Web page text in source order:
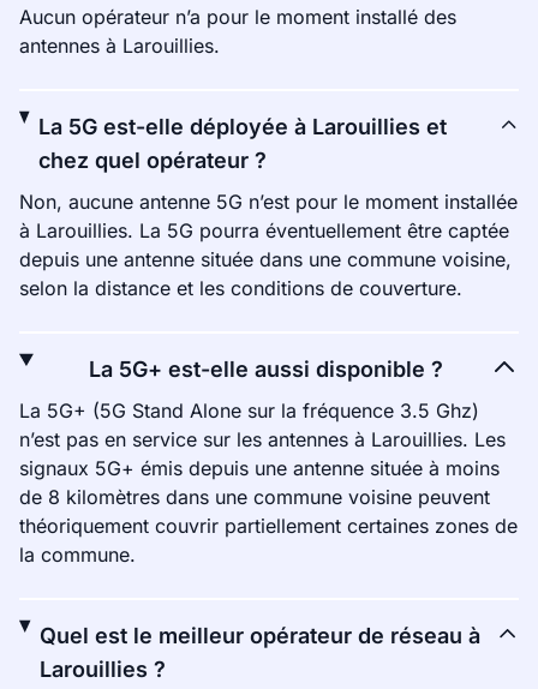
Aucun opérateur n’a pour le moment installé des
antennes à Larouillies.
La 5G est-elle déployée à Larouillies et
chez quel opérateur ?
Non, aucune antenne 5G n’est pour le moment installée
à Larouillies. La 5G pourra éventuellement être captée
depuis une antenne située dans une commune voisine,
selon la distance et les conditions de couverture.
La 5G+ est-elle aussi disponible ?
La 5G+ (5G Stand Alone sur la fréquence 3.5 Ghz)
n’est pas en service sur les antennes à Larouillies. Les
signaux 5G+ émis depuis une antenne située à moins
de 8 kilomètres dans une commune voisine peuvent
théoriquement couvrir partiellement certaines zones de
la commune.
Quel est le meilleur opérateur de réseau à
Larouillies ?